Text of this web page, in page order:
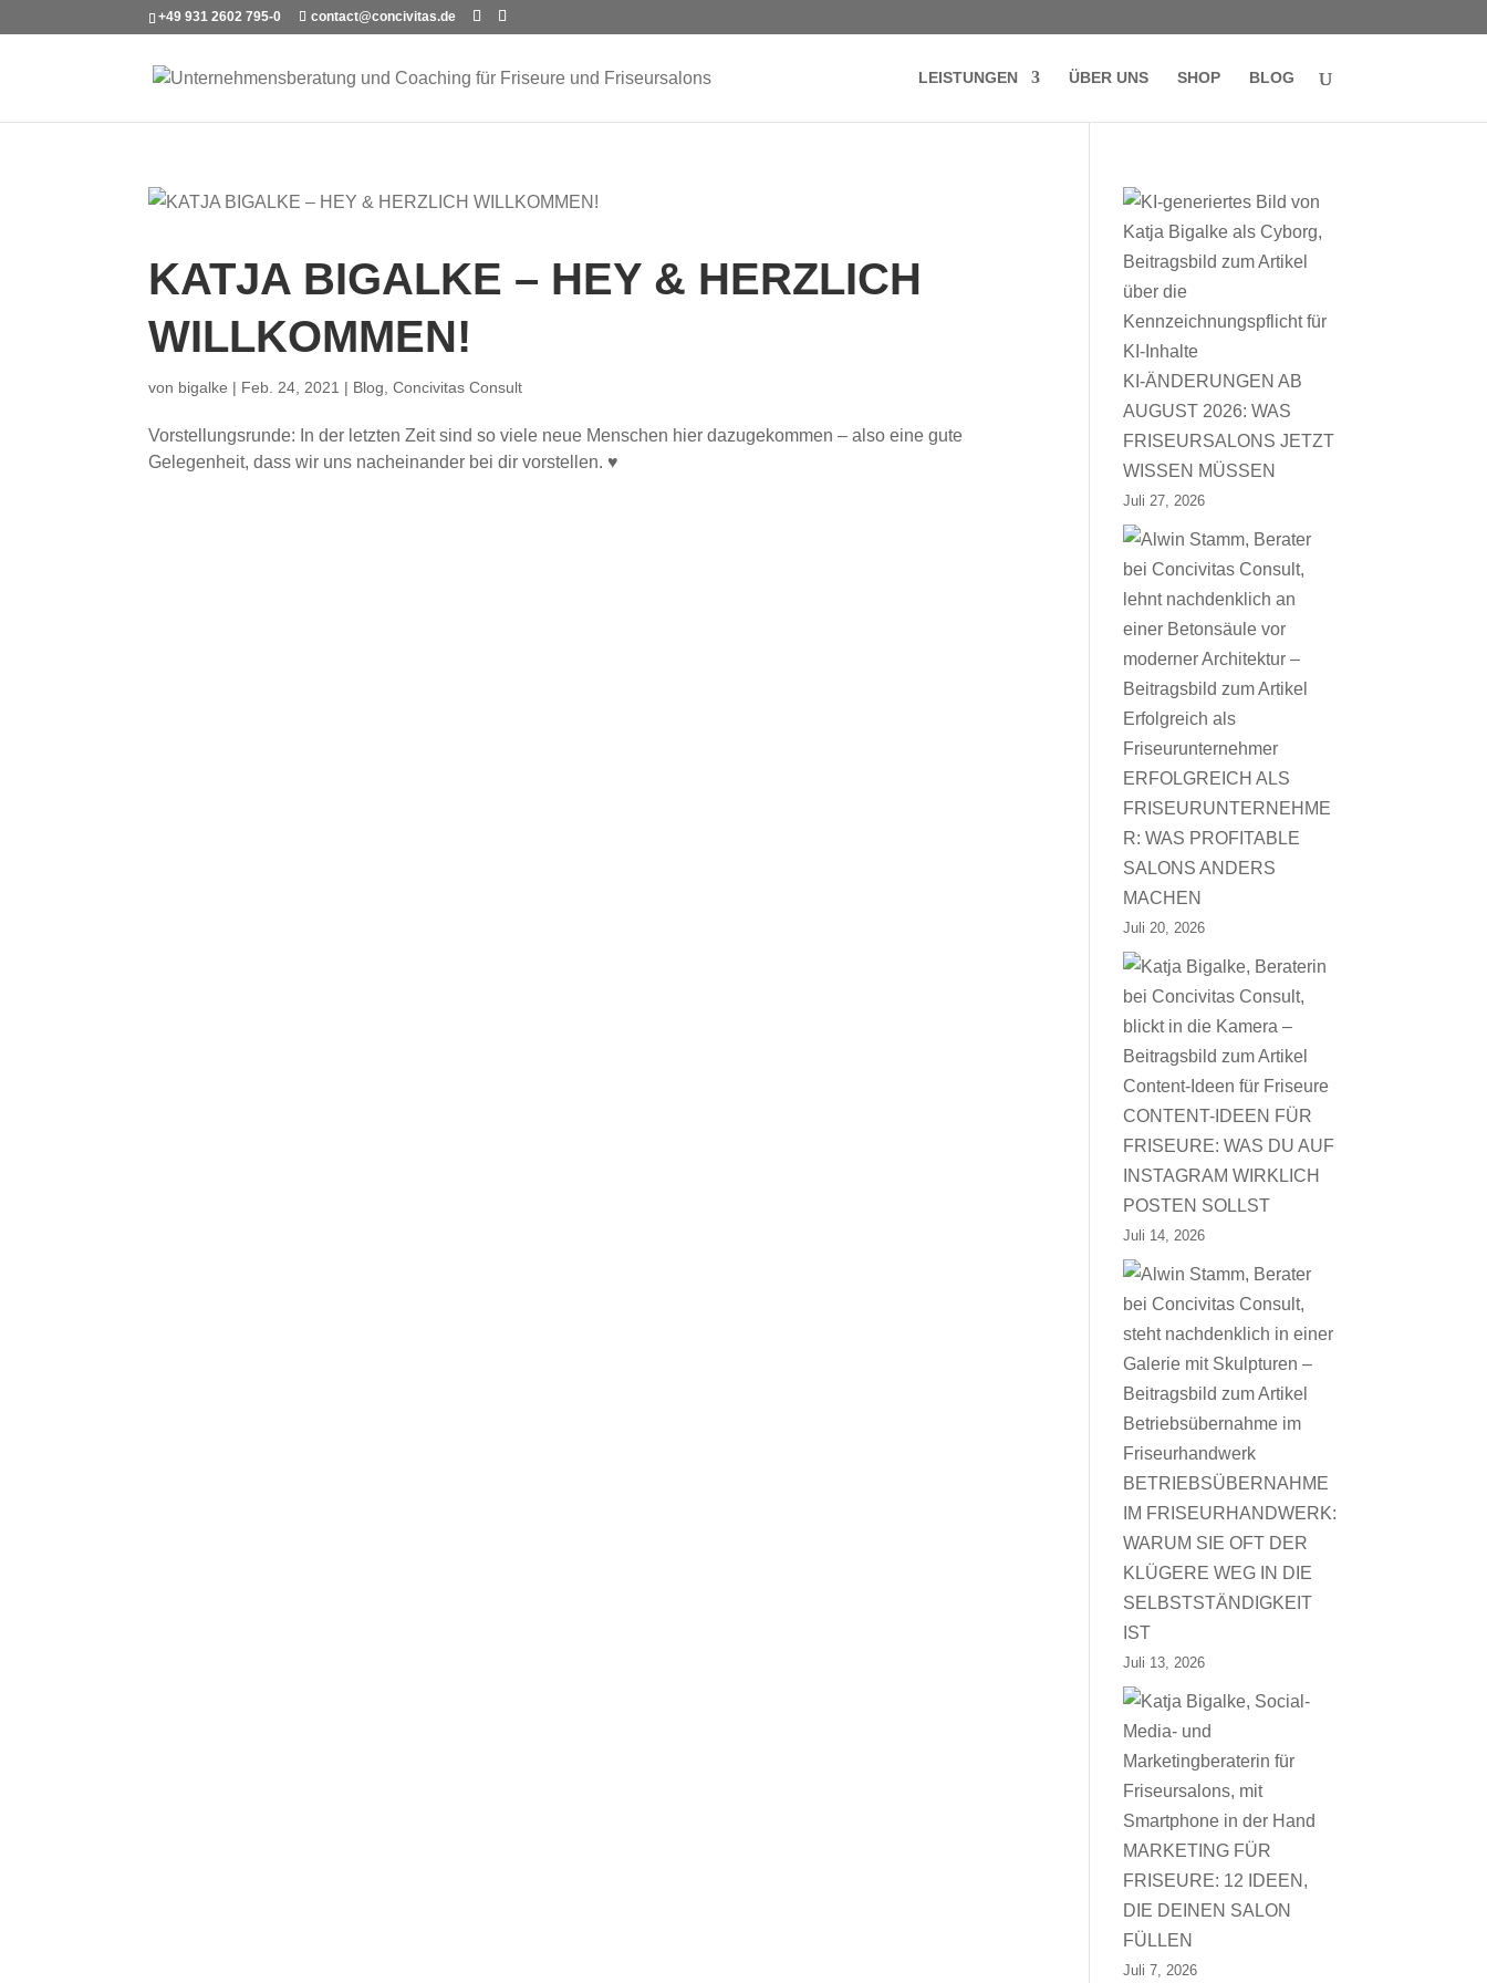
+49 931 2602 795-0 contact@concivitas.de
LEISTUNGEN ÜBER UNS SHOP BLOG
KATJA BIGALKE – HEY & HERZLICH
WILLKOMMEN!
von bigalke | Feb. 24, 2021 | Blog ,Concivitas Consult
Vorstellungsrunde: In der letzten Zeit sind so viele neue Menschen hier dazugekommen – also eine gute
Gelegenheit, dass wir uns nacheinander bei dir vorstellen. ♥
KI-ÄNDERUNGEN AB
AUGUST 2026: WAS
FRISEURSALONS JETZT
WISSEN MÜSSEN
Juli 27, 2026
ERFOLGREICH ALS
FRISEURUNTERNEHME
R: WAS PROFITABLE
SALONS ANDERS
MACHEN
Juli 20, 2026
CONTENT-IDEEN FÜR
FRISEURE: WAS DU AUF
INSTAGRAM WIRKLICH
POSTEN SOLLST
Juli 14, 2026
BETRIEBSÜBERNAHME
IM FRISEURHANDWERK:
WARUM SIE OFT DER
KLÜGERE WEG IN DIE
SELBSTSTÄNDIGKEIT
IST
Juli 13, 2026
MARKETING FÜR
FRISEURE: 12 IDEEN,
DIE DEINEN SALON
FÜLLEN
Juli 7, 2026